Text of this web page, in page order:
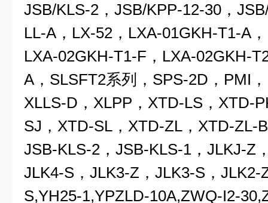
JSB/KLS-2，JSB/KPP-12-30，
LL-A，LX-52，LXA-01GKH-T1-A
LXA-02GKH-T1-F，LXA-02GKH-
A，SLSFT2系列，SPS-2D， PMI
XLLS-D，XLPP，XTD-LS，XTD-
SJ，XTD-SL，XTD-ZL，XTD-ZL-
JSB-KLS-2，JSB-KLS-1，JLKJ-Z
JLK4-S，JLK3-Z， JLK3-S ，JLK2-
S,YH25-1,YPZLD-10A,ZWQ-I2-